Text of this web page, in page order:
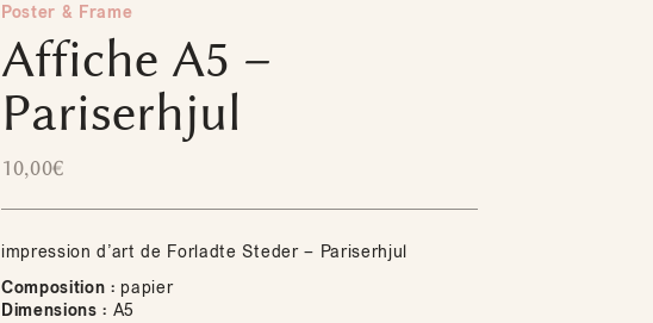
Poster & Frame
Affiche A5 –
Pariserhjul
10,00€
impression d’art de Forladte Steder – Pariserhjul
Composition : papier
Dimensions : A5